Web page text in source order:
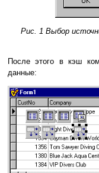
Рис. 1 Выбор
После этого в кэш
данные: